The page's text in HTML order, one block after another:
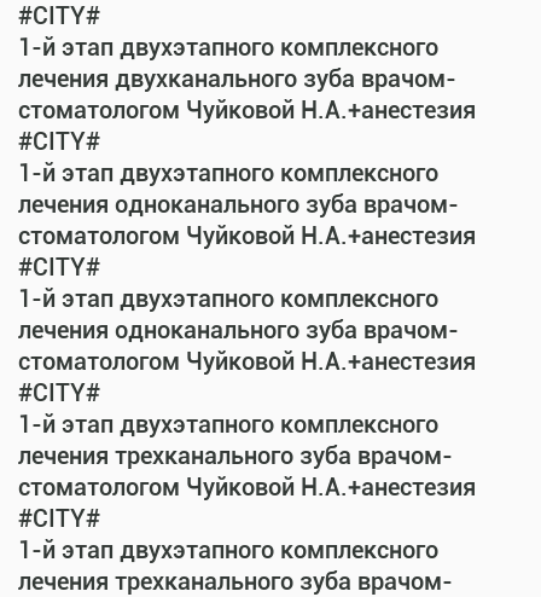
#CITY#
1-й этап двухэтапного комплексного
лечения двухканального зуба врачом-
стоматологом Чуйковой Н.А.+анестезия
#CITY#
1-й этап двухэтапного комплексного
лечения одноканального зуба врачом-
стоматологом Чуйковой Н.А.+анестезия
#CITY#
1-й этап двухэтапного комплексного
лечения одноканального зуба врачом-
стоматологом Чуйковой Н.А.+анестезия
#CITY#
1-й этап двухэтапного комплексного
лечения трехканального зуба врачом-
стоматологом Чуйковой Н.А.+анестезия
#CITY#
1-й этап двухэтапного комплексного
лечения трехканального зуба врачом-